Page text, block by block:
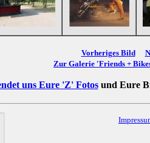
Vorheriges Bild
Zur Galerie 'Friends +
uns Eure 'Z' Fotosund Eure